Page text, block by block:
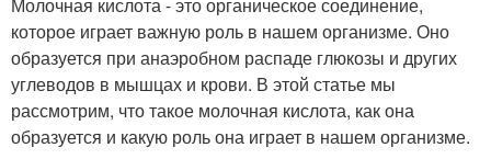
которое играет важную роль в нашем организме. Оно
образуется при анаэробном распаде глюкозы и других
углеводов в мышцах и крови. В этой статье мы
рассмотрим, что такое молочная кислота, как она
образуется и какую роль она играет в нашем организме.